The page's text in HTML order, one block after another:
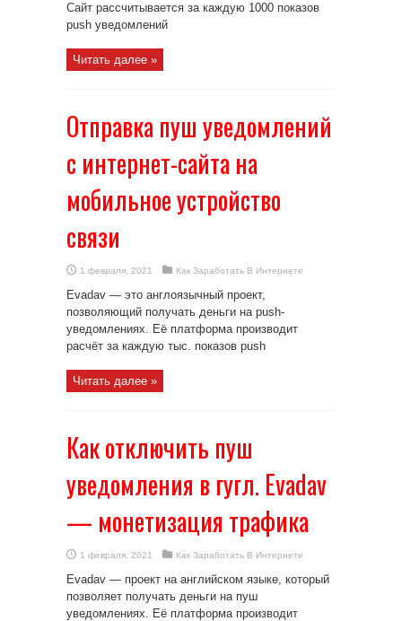
Сайт рассчитывается за каждую 1000 показов
push уведомлений
Читать далее »
Отправка пуш уведомлений
с интернет-сайта на
мобильное устройство
связи
1 февраля, 2021 Как Заработать В Интернете
Evadav — это англоязычный проект,
позволяющий получать деньги на push-
уведомлениях. Её платформа производит
расчёт за каждую тыс. показов push
Читать далее »
Как отключить пуш
уведомления в гугл. Evadav
— монетизация трафика
1 февраля, 2021 Как Заработать В Интернете
Evadav — проект на английском языке, который
позволяет получать деньги на пуш
уведомлениях. Её платформа производит